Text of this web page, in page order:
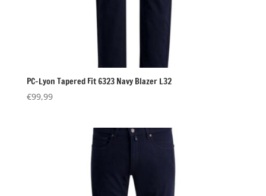
PC-Lyon Tapered Fit 6323 Navy Blazer L32
€99,99